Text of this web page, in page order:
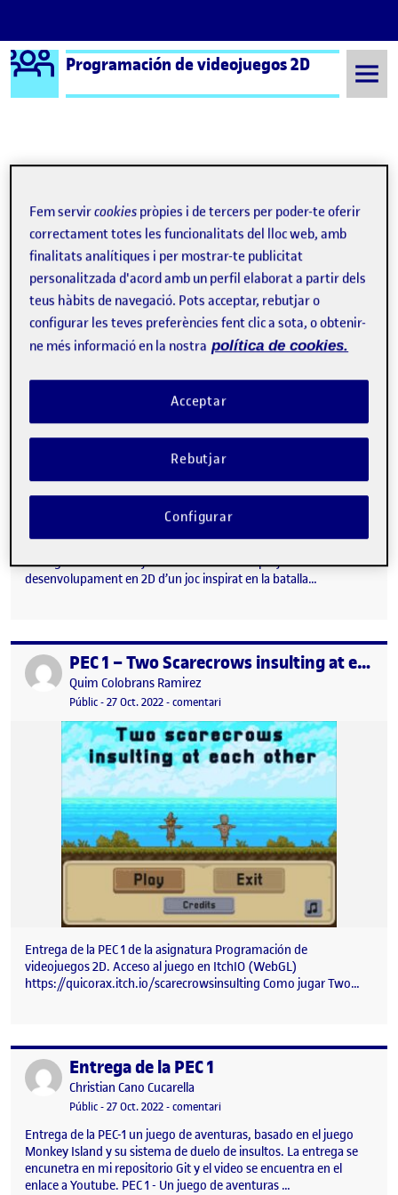
Saltar al contingut
Logo Ágora
Programación de videojuegos 2D
27 Octubre, 2022
Publicat perPEC1_Joc D’aventures 2D
Publicat per
Jonathan Gomez Berengueras
Visibilitat:
Públic Data de publicació27 octubre, 2022 9:52 pm
- comentari el PEC1_Joc D’aventures 2D
Entrega de la PEC1 un joc d’aventures 2D. El projecte es basa el
desenvolupament en 2D d’un joc inspirat en la batalla…
Publicat per PEC 1 – Two Scarecrows insulting at each other – Quim Colobrans Ramírez
Publicat per
Quim Colobrans Ramirez
Visibilitat:
Públic-Data de publicació
27 Oct. 202228 gener, 2023 9:47 am
-comentariel PEC 1 – Two Scarecrows insulting
Entrega de la PEC 1 de la asignatura Programación de
videojuegos 2D. Acceso al juego en ItchIO (WebGL)
https://quicorax.itch.io/scarecrowsinsulting Como jugar Two…
Publicat perEntrega de la PEC 1
Publicat per
Christian Cano Cucarella
Visibilitat:
Públic-Data de publicació
27 Oct. 2022-comentariel Entrega de la PEC 1
Entrega de la PEC-1 un juego de aventuras, basado en el juego
Monkey Island y su sistema de duelo de insultos. La entrega se
encunetra en mi repositorio Git y el video se encuentra en el
enlace a Youtube. PEC 1 - Un juego de aventuras …
Fem servircookies pròpies i de tercers per poder-te oferir
correctament totes les funcionalitats del lloc web, amb
finalitats analítiques i per mostrar-te publicitat
personalitzada d'acord amb un perfil elaborat a partir dels
teus hàbits de navegació. Pots acceptar, rebutjar o
configurar les teves preferències fent clic a sota, o obtenir-
ne més informació en la nostra política de cookies.
Rebutjar
Acceptar
Configurar